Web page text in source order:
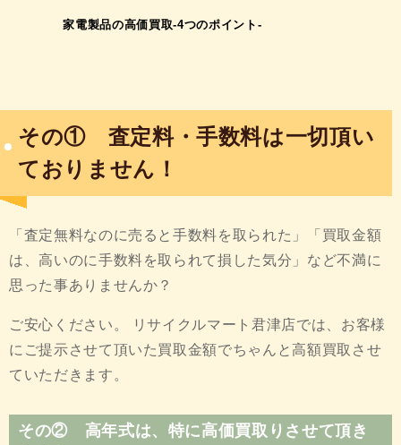
家電製品の高価買取-4つのポイント-
その① 査定料・手数料は一切頂い
ておりません！
「査定無料なのに売ると手数料を取られた」「買取金額
は、高いのに手数料を取られて損した気分」など不満に
思った事ありませんか？
ご安心ください。 リサイクルマート君津店では、お客様
にご提示させて頂いた買取金額でちゃんと高額買取させ
ていただきます。
その② 高年式は、特に高価買取りさせて頂き